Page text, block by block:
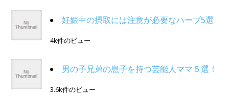
妊娠中の摂取には注意が必要なハーブ5選
4k件のビュー
男の子兄弟の息子を持つ芸能人ママ５選！
3.6k件のビュー